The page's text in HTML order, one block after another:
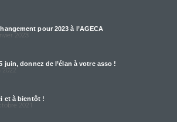
pour 2023 à l’AGECA
2023
juin, donnez de l’élan à votre asso !
2022
et à bientôt !
2021